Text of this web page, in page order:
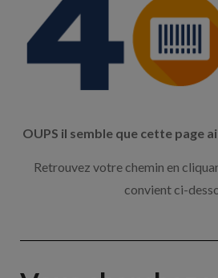
OUPS il semble que cette page
Retrouvez votre chemin en
convient ci-